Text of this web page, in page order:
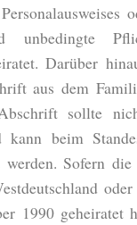
unbedingte
Darüber
aus dem
sollte
beim
werden. Sofern
1990 geheiratet